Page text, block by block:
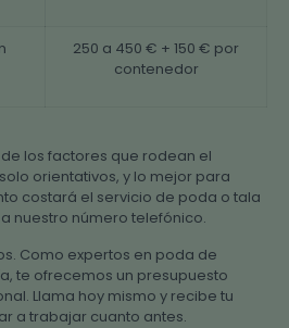
250 a 450 € + 150 € por
contenedor
los factores que rodean el
orientativos, y lo mejor para
costará el servicio de poda o tala
nuestro número telefónico.
Como expertos en poda de
te ofrecemos un presupuesto
Llama hoy mismo y recibe tu
a trabajar cuanto antes.